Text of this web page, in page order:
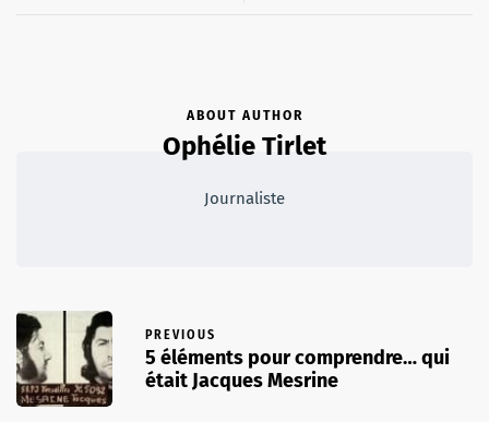
ABOUT AUTHOR
Ophélie Tirlet
Journaliste
PREVIOUS
5 éléments pour comprendre… qui
était Jacques Mesrine